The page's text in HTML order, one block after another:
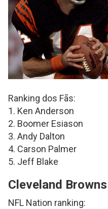
Ranking dos Fãs:
1. Ken Anderson
2. Boomer Esiason
3. Andy Dalton
4. Carson Palmer
5. Jeff Blake
Cleveland Browns
NFL Nation ranking: